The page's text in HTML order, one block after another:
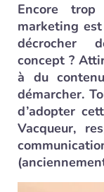
Encore trop
marketing
décrocher
concept ?
à du
démarcher.
d’adopter
Vacqueur,